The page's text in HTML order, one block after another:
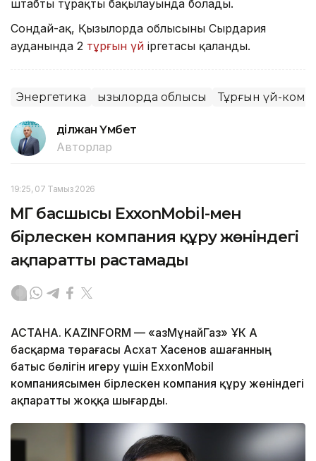
штабтың тұрақты бақылауында болады.
Сондай-ақ, Қызылорда облысының Сырдария
ауданында 2 тұрғын үй іргетасы қаланды.
Энергетика Қызылорда облысы Тұрғын үй-
Әділжан Үмбет
Авторлар
19:25, 07 Тамыз 2026
ҚМГ басшысы ExxonMobil-мен
бірлескен компания құру жөніндегі
ақпаратты растамады
АСТАНА. KAZINFORM — «ҚазМұнайГаз» ҰК АҚ
басқарма төрағасы Асхат Хасенов Қашағанның
батыс бөлігін игеру үшін ExxonMobil
компаниясымен бірлескен компания құру жөніндегі
ақпаратты жоққа шығарды.